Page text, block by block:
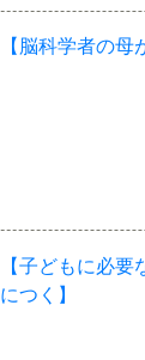
【脳科学者の母
【子どもに必
につく】